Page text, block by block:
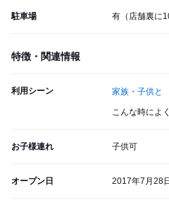
駐車場 有（店舗裏に
特徴・関連情報
利用シーン 家族・子供と
こんな時によ
お子様連れ 子供可
オープン日 2017年7月28日